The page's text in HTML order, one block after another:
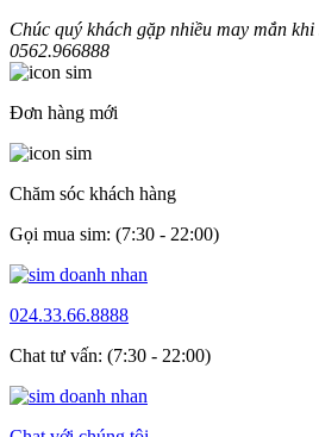
Chúc quý khách gặp nhiều may mắn
0562.966888
Đơn hàng mới
Chăm sóc khách hàng
Gọi mua sim: (7:30 - 22:00)
024.33.66.8888
Chat tư vấn: (7:30 - 22:00)